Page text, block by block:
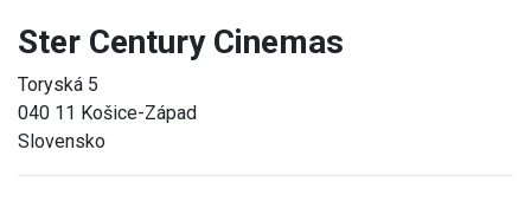
Ster Century Cinemas
Toryská 5
040 11 Košice-Západ
Slovensko